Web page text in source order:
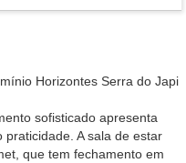
Horizontes Serra do Japi
sofisticado apresenta
A sala de estar
que tem fechamento em